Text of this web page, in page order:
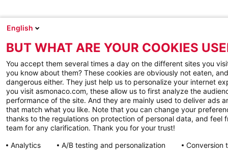
English
BUT WHAT ARE YOUR COOKIES
You accept them several times a day on the different sites you
you know about them? These cookies are obviously not eaten,
dangerous either. They just help us to personalize your internet
you visit asmonaco.com, these allow us to first analyze the
performance of the site. And they are mainly used to deliver ads
that match what you like. Note that you can change your
thanks to the regulations on protection of personal data, and feel
team for any clarification. Thank you for your trust!
Analytics
A/B testing and personalization
Conversion